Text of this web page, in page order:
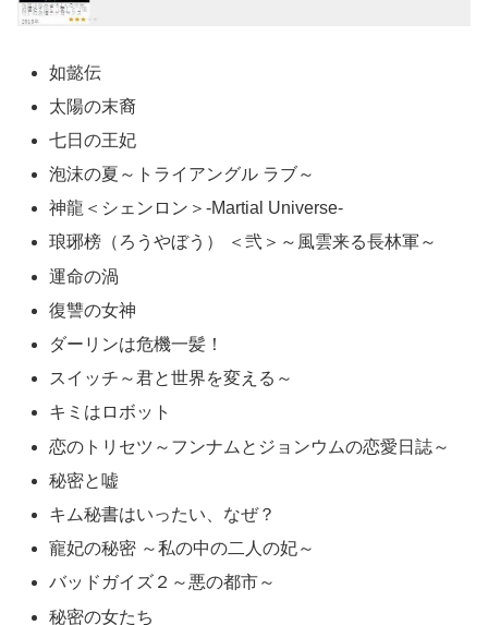
如懿伝
太陽の末裔
七日の王妃
泡沫の夏～トライアングル ラブ～
神龍＜シェンロン＞-Martial Universe-
琅琊榜（ろうやぼう） ＜弐＞～風雲来る長林軍～
運命の渦
復讐の女神
ダーリンは危機一髪！
スイッチ～君と世界を変える～
キミはロボット
恋のトリセツ～フンナムとジョンウムの恋愛日誌～
秘密と嘘
キム秘書はいったい、なぜ？
寵妃の秘密 ～私の中の二人の妃～
バッドガイズ２～悪の都市～
秘密の女たち